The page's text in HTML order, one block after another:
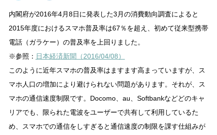
内閣府が2016年4月8日に発表した3月の消費動向調査によると
2015年度におけるスマホ普及率は67％を超え、初めて従来型携帯
電話（ガラケー）の普及率を上回りました。
※参照： 日本経済新聞（2016/04/08）
このように近年スマホの普及率はますます高まっていますが、ス
マホ人口の増加により避けられない問題があります。それが、ス
マホの通信速度制限です。Docomo、au、Softbankなどどのキャ
リアでも、限られた電波をユーザーで共有して利用しているた
め、スマホでの通信をしすぎると通信速度の制限を課す仕組みが